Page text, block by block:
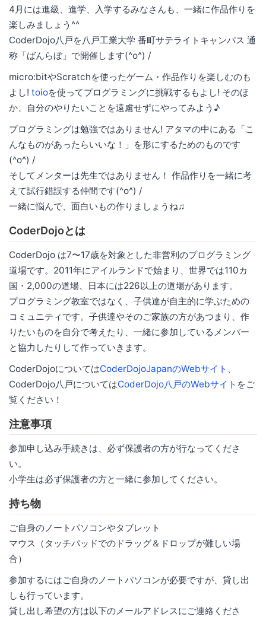
4月には進級、進学、入学するみなさんも、一緒に作品作りを
楽しみましょう^^
CoderDojo八戸を八戸工業大学 番町サテライトキャンパス 通
称「ばんらぼ」で開催します(^o^) /
micro:bitやScratchを使ったゲーム・作品作りを楽しむのも
よし! toioを使ってプログラミングに挑戦するもよし! そのほ
か、自分のやりたいことを遠慮せずにやってみよう♪
プログラミングは勉強ではありません! アタマの中にある「こ
んなものがあったらいいな！」を形にするためのものです
(^o^) /
そしてメンターは先生ではありません！ 作品作りを一緒に考
えて試行錯誤する仲間です(^o^) /
一緒に悩んで、面白いもの作りましょうね♫
CoderDojoとは
CoderDojo は7〜17歳を対象とした非営利のプログラミング
道場です。2011年にアイルランドで始まり、世界では110カ
国・2,000の道場、日本には226以上の道場があります。
プログラミング教室ではなく、子供達が自主的に学ぶための
コミュニティです。子供達やそのご家族の方があつまり、作
りたいものを自分で考えたり、一緒に参加しているメンバー
と協力したりして作っていきます。
CoderDojoについてはCoderDojoJapanのWebサイト
CoderDojo八戸についてはCoderDojo八戸のWebサイト をご
覧ください！
注意事項
参加申し込み手続きは、必ず保護者の方が行なってくださ
い。
小学生は必ず保護者の方と一緒に参加してください。
持ち物
ご自身のノートパソコンやタブレット
マウス（タッチパッドでのドラッグ＆ドロップが難しい場
合）
参加するにはご自身のノートパソコンが必要ですが、貸し出
しも行っています。
貸し出し希望の方は以下のメールアドレスにご連絡くださ